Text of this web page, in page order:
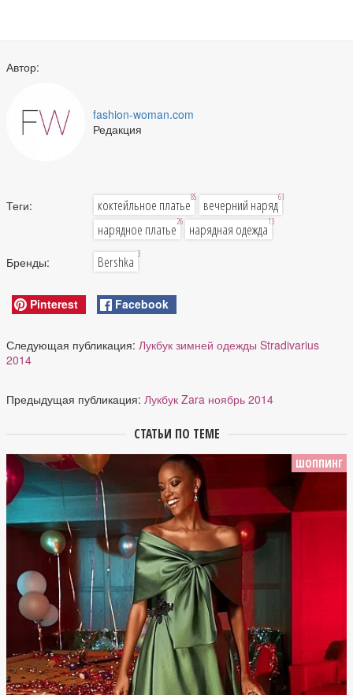
Автор:
fashion-woman.com
Редакция
Теги: коктейльное платье85 вечерний наряд61
нарядное платье26 нарядная одежда13
Бренды: Bershka 3
Pinterest Facebook
Следующая публикация: Лукбук зимней одежды Stradivarius
2014
Предыдущая публикация: Лукбук Zara ноябрь 2014
СТАТЬИ ПО ТЕМЕ
ШОППИНГ